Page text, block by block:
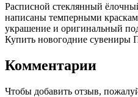
Расписной стеклянный
написаны темперными
украшение и оригинальный
Купить новогодние сувениры
Комментарии
Чтобы добавить отзыв,